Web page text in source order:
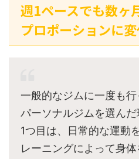
週1ペースでも数ヶ
プロポーションに
一般的なジムに一度も行
パーソナルジムを選んだ
1つ目は、日常的な運動
レーニングによって身